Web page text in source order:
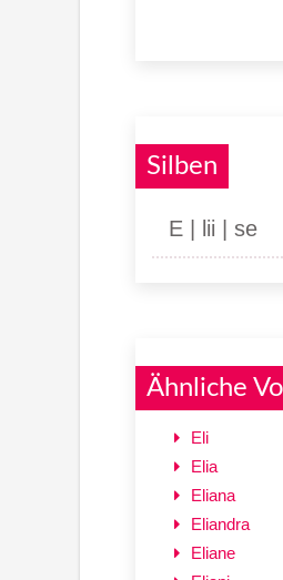
Silben
E | lii | se
Ähnliche
Eli
Elia
Eliana
Eliandra
Eliane